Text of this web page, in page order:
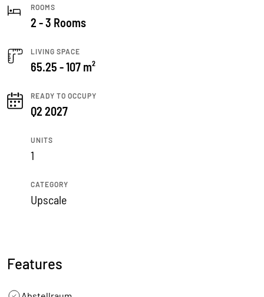
ROOMS
2 - 3 Rooms
LIVING SPACE
65.25 - 107 m²
READY TO OCCUPY
Q2 2027
UNITS
1
CATEGORY
Upscale
Features